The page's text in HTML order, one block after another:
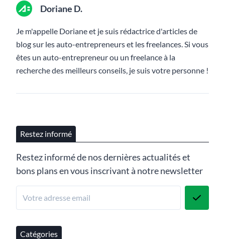
Doriane D.
Je m'appelle Doriane et je suis rédactrice d'articles de
blog sur les auto-entrepreneurs et les freelances. Si vous
êtes un auto-entrepreneur ou un freelance à la
recherche des meilleurs conseils, je suis votre personne !
Restez informé
Restez informé de nos dernières actualités et
bons plans en vous inscrivant à notre newsletter
Catégories